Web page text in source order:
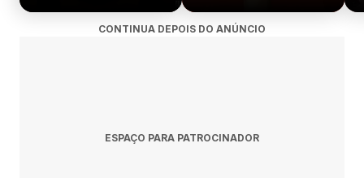
CONTINUA DEPOIS DO ANÚNCIO
ESPAÇO PARA PATROCINADOR